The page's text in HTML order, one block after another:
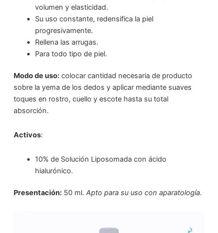
volumen y elasticidad.
Su uso constante, redensifica la piel
progresivamente.
Rellena las arrugas.
Para todo tipo de piel.
Modo de uso:colocar cantidad necesaria de producto
sobre la yema de los dedos y aplicar mediante suaves
toques en rostro, cuello y escote hasta su total
absorción.
Activos:
10% de Solución Liposomada con ácido
hialurónico.
Presentación:50 ml. Apto para su uso con aparatología.